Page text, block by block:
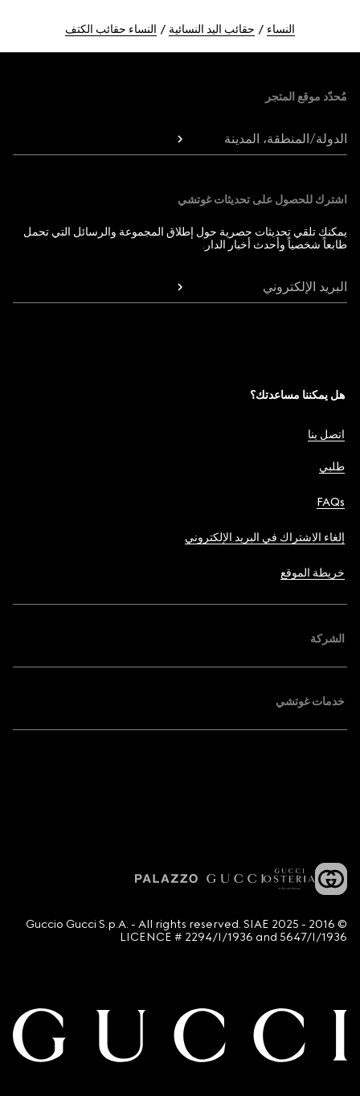
النساء حقائب اليد النسائية النساء حقائب الكتف
مُحدّد موقع المتجر
الدولة/المنطقة، المدينة
اشترك للحصول على تحديثات غوتشي
يمكنك تلقي تحديثات حصرية حول إطلاق المجموعة والرسائل التي تحمل
طابعاً شخصياً وأحدث أخبار الدار.
البريد الإلكتروني
هل يمكننا مساعدتك؟
اتصل بنا
طلبي
FAQs
إلغاء الاشتراك في البريد الإلكتروني
خريطة الموقع
الشركة
خدمات غوتشي
© 2016 - 2025 Guccio Gucci S.p.A. - All rights reserved. SIAE
LICENCE # 2294/I/1936 and 5647/I/1936